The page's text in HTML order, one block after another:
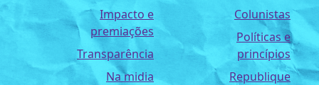
Impacto e
premiações
Transparência
Na midia
Colunistas
Políticas e
princípios
Republique